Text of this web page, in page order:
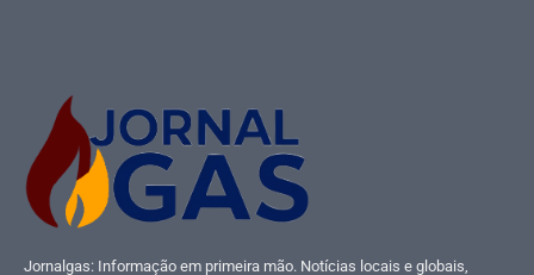
Jornalgas: Informação em primeira mão. Notícias locais e globais,